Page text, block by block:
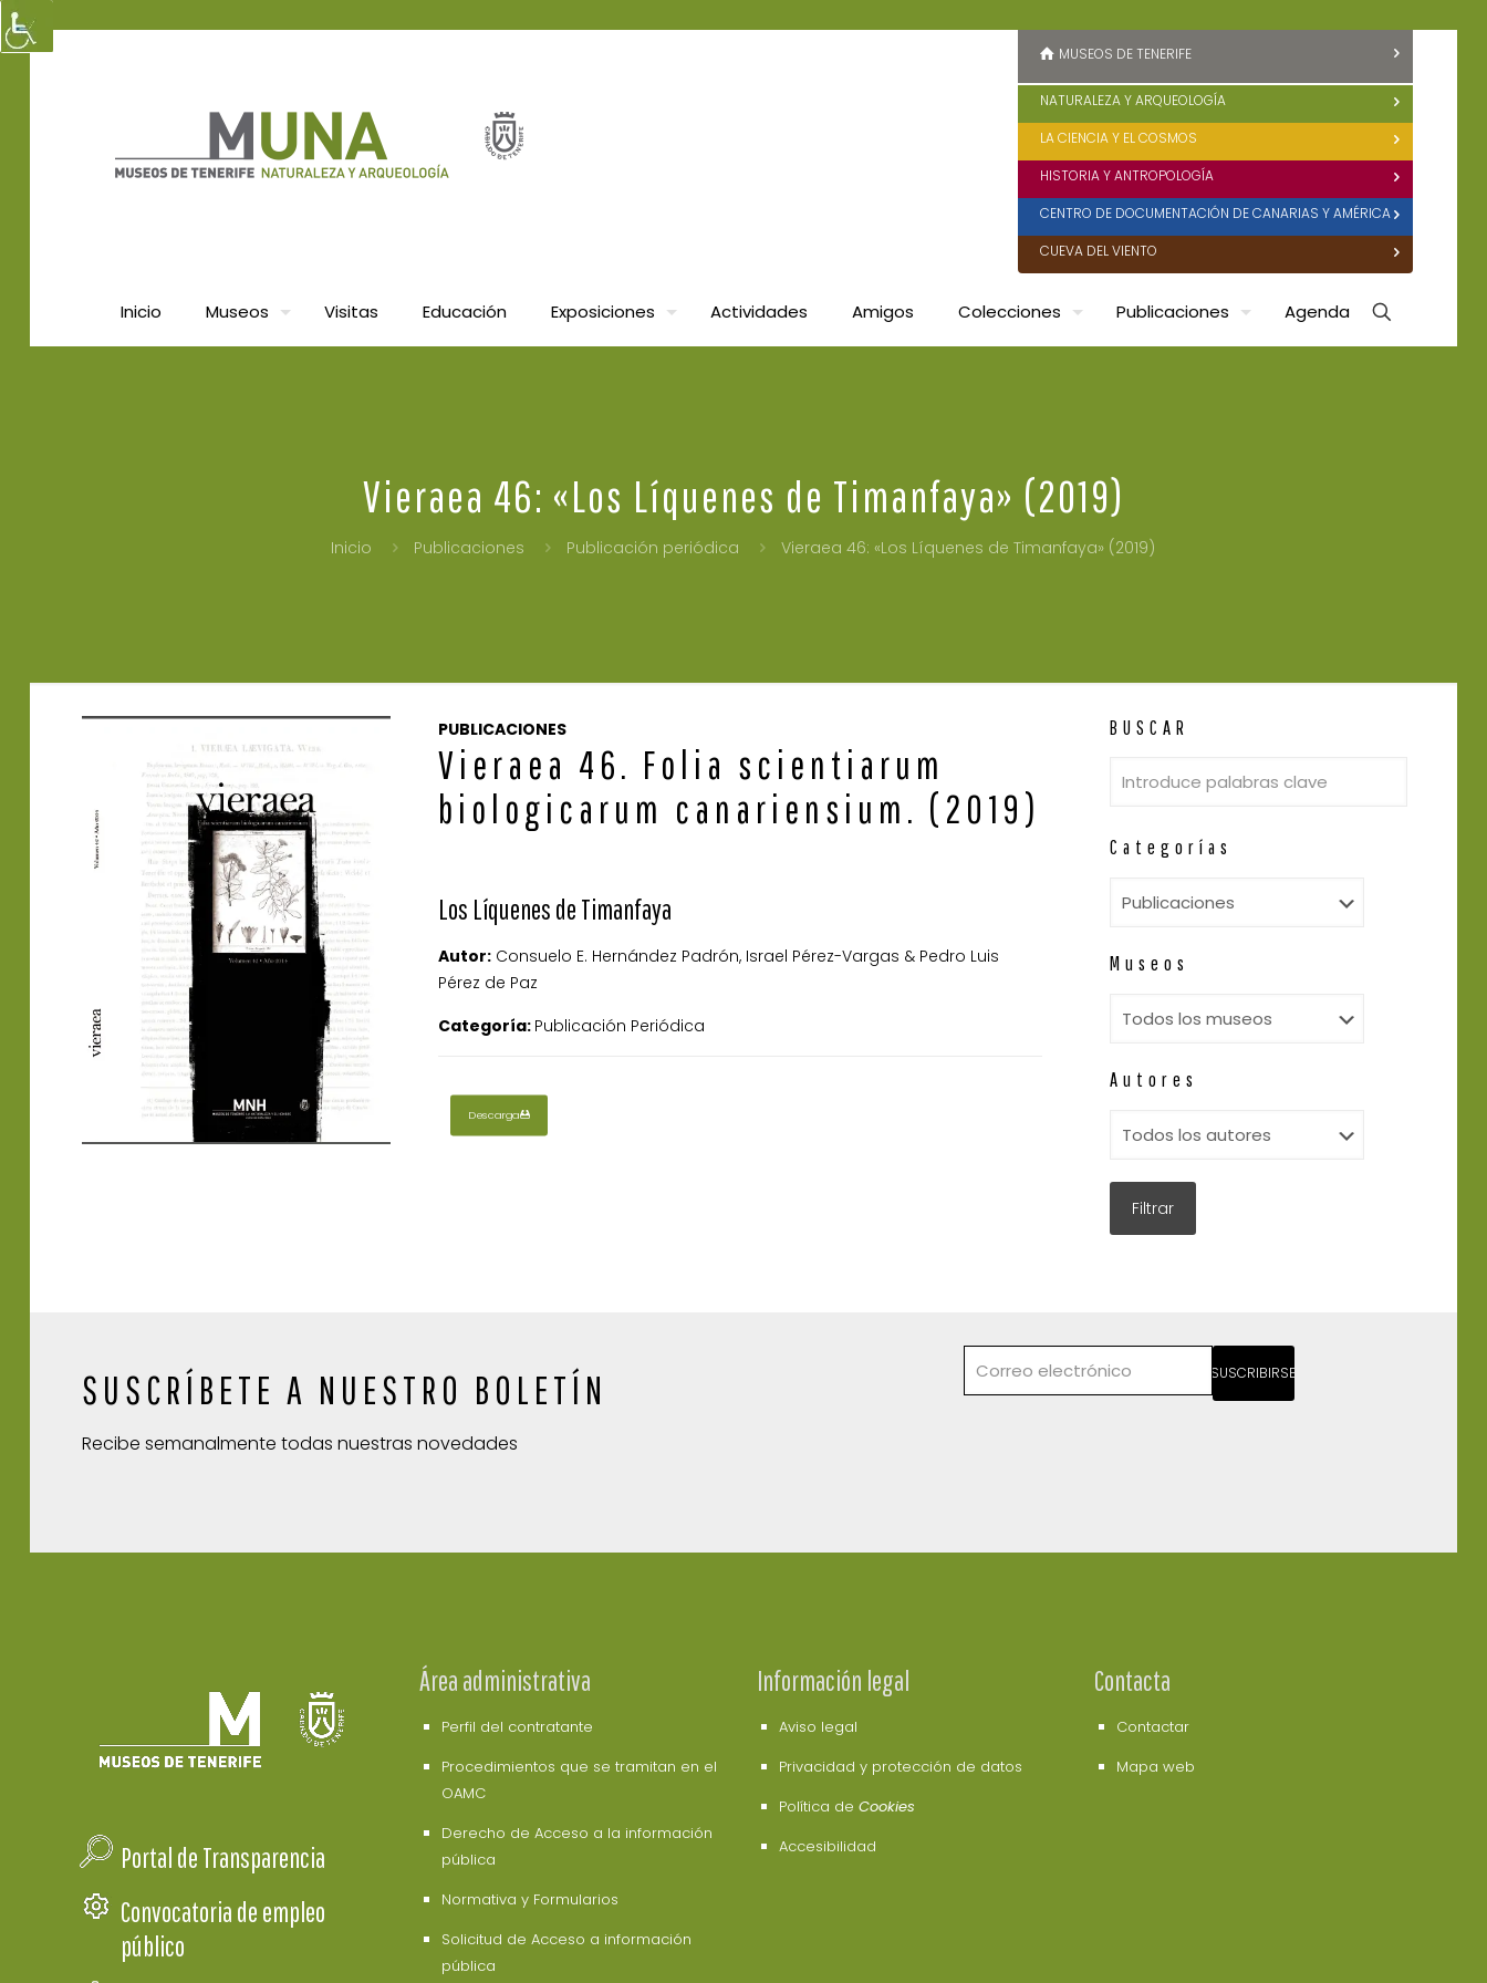
Inicio Museos Visitas Educación Exposiciones Actividades Amigos Colecciones Publicaciones Agenda
MUSEOS DE TENERIFE
NATURALEZA Y ARQUEOLOGÍA
LA CIENCIA Y EL COSMOS
HISTORIA Y ANTROPOLOGÍA
CENTRO DE DOCUMENTACIÓN DE CANARIAS Y AMÉRICA
CUEVA DEL VIENTO
Vieraea 46: «Los Líquenes de Timanfaya» (2019)
Inicio Publicaciones Publicación periódica Vieraea 46: «Los Líquenes de Timanfaya» (2019)
PUBLICACIONES
Vieraea 46. Folia scientiarum
biologicarum canariensium. (2019)
Los Líquenes de Timanfaya
Autor:Consuelo E. Hernández Padrón, Israel Pérez-Vargas & Pedro Luis
Pérez de Paz
Categoría: Publicación Periódica
Descarga
BUSCAR
Categorías
Museos
Autores
SUSCRÍBETE A NUESTRO BOLETÍN
Recibe semanalmente todas nuestras novedades
SUSCRIBIRSE
Portal de Transparencia
Convocatoria de empleo
público
Área administrativa
Perfil del contratante
Procedimientos que se tramitan en el
OAMC
Derecho de Acceso a la información
pública
Normativa y Formularios
Solicitud de Acceso a información
pública
Información legal
Aviso legal
Privacidad y protección de datos
Política de Cookies
Accesibilidad
Contacta
Contactar
Mapa web